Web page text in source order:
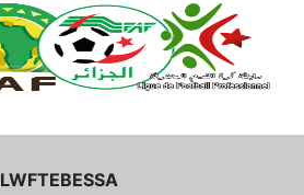
LWFTEBESSA